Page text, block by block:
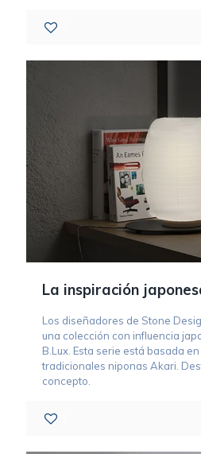
La inspiración
Los diseñadores de Stone
una colección con influencia
B.Lux. Esta serie está basada
tradicionales niponas Akari.
concepto.